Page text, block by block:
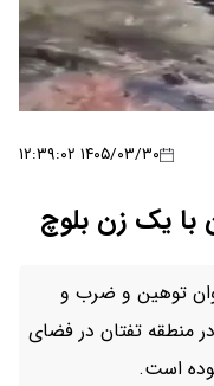
۱۴۰۵/۰۳/۳۰ ۱۲:۳۹:۰۲
با یک زن بلوچ
توهین و ضرب و
منطقه تفتان در فضای
است.